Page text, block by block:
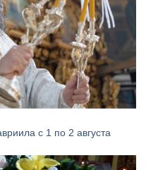
с 1 по 2 августа